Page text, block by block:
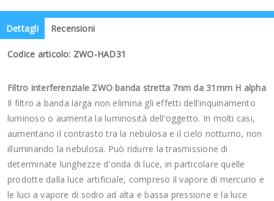
Dettagli Recensioni
Codice articolo: ZWO-HAD31
Filtro interferenziale ZWO banda stretta 7nm da 31mm H alpha
Il filtro a banda larga non elimina gli effetti dell'inquinamento
luminoso o aumenta la luminosità dell'oggetto. In molti casi,
aumentano il contrasto tra la nebulosa e il cielo notturno, non
illuminando la nebulosa. Può ridurre la trasmissione di
determinate lunghezze d'onda di luce, in particolare quelle
prodotte dalla luce artificiale, compreso il vapore di mercurio e
le luci a vapore di sodio ad alta e bassa pressione e la luce